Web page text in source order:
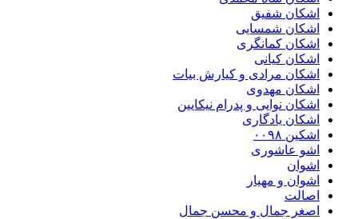
اشکان شفیق
اشکان شمسایی
اشکان‌ کمانگری
اشکان کیانی
اشکان مرادی و کیارش بیات
اشکان مهدوی
اشکان نوایی و پدرام نیکایین
اشکان یادگاری
اشکین ۰۰۹۸
اشو عاشوری
اشوان
اشوان و مهیار
اصالت
اصغر جمال و محسن جمال